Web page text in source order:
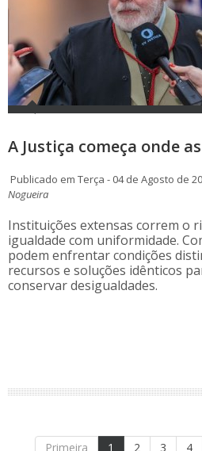
A Justiça começa onde
Publicado em Terça - 04 de Agosto de
Nogueira
Instituições extensas correm o
igualdade com uniformidade.
podem enfrentar condições
recursos e soluções idênticos
conservar desigualdades.
Primeira 1 2 3 4